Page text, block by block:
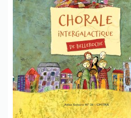
Only play atJoo casinoif you
amount on your credits!